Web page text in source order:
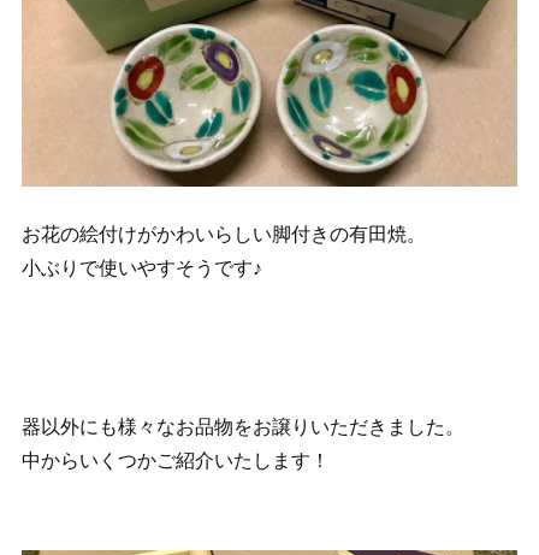
お花の絵付けがかわいらしい脚付きの有田焼。
小ぶりで使いやすそうです♪
器以外にも様々なお品物をお譲りいただきました。
中からいくつかご紹介いたします！